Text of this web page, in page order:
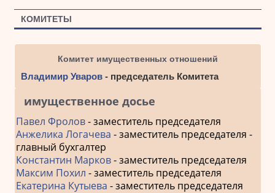
КОМИТЕТЫ
Комитет имущественных отношений
Владимир Уваров- председатель Комитета
имущественное досье
Павел Фролов- заместитель председателя
Анжелика Логачева - заместитель председателя -
главный бухгалтер
Константин Марков- заместитель председателя
Максим Похил - заместитель председателя
Екатерина Кутыева - заместитель председателя